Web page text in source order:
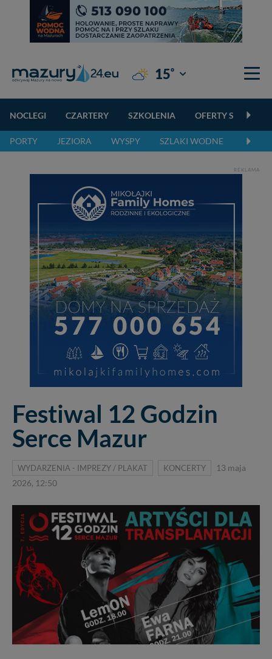
15° Giżycko
NOCLEGI CZARTERY SZKOLENIA OFERTY
PORTY JEZIORA WYSPY SZLAKI WODNE
REKLAMA
Festiwal 12 Godzin
Serce Mazur
WYDARZENIA - IMPREZY / PLAKAT KONCERTY
13 maja
2026, 12:50